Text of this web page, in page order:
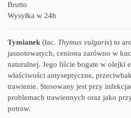
Brutto
Wysyłka w 24h
Tymianek (łac. Thymus vulgaris) to
jasnotowatych, ceniona zarówno w
naturalnej. Jego liście bogate w olejki
właściwości antyseptyczne,
trawienie. Stosowany jest przy
problemach trawiennych oraz jako
potraw.